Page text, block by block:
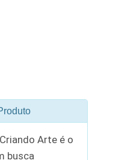
Arte é o
busca